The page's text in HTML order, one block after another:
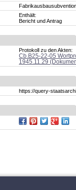
Enthält:
Bericht und Antrag
Protokoll zu den Akten:
Cb.B25-22-05
1945.11.29
https://query-